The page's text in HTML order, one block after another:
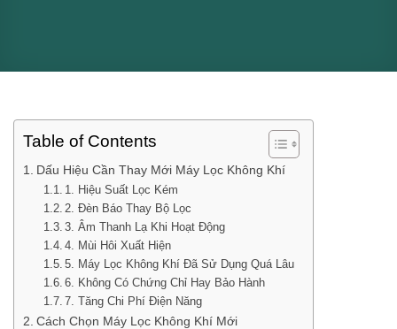
Table of Contents
Dấu Hiệu Cần Thay Mới Máy Lọc Không Khí
1. Hiệu Suất Lọc Kém
2. Đèn Báo Thay Bộ Lọc
3. Âm Thanh Lạ Khi Hoạt Động
4. Mùi Hôi Xuất Hiện
5. Máy Lọc Không Khí Đã Sử Dụng Quá Lâu
6. Không Có Chứng Chỉ Hay Bảo Hành
7. Tăng Chi Phí Điện Năng
Cách Chọn Máy Lọc Không Khí Mới